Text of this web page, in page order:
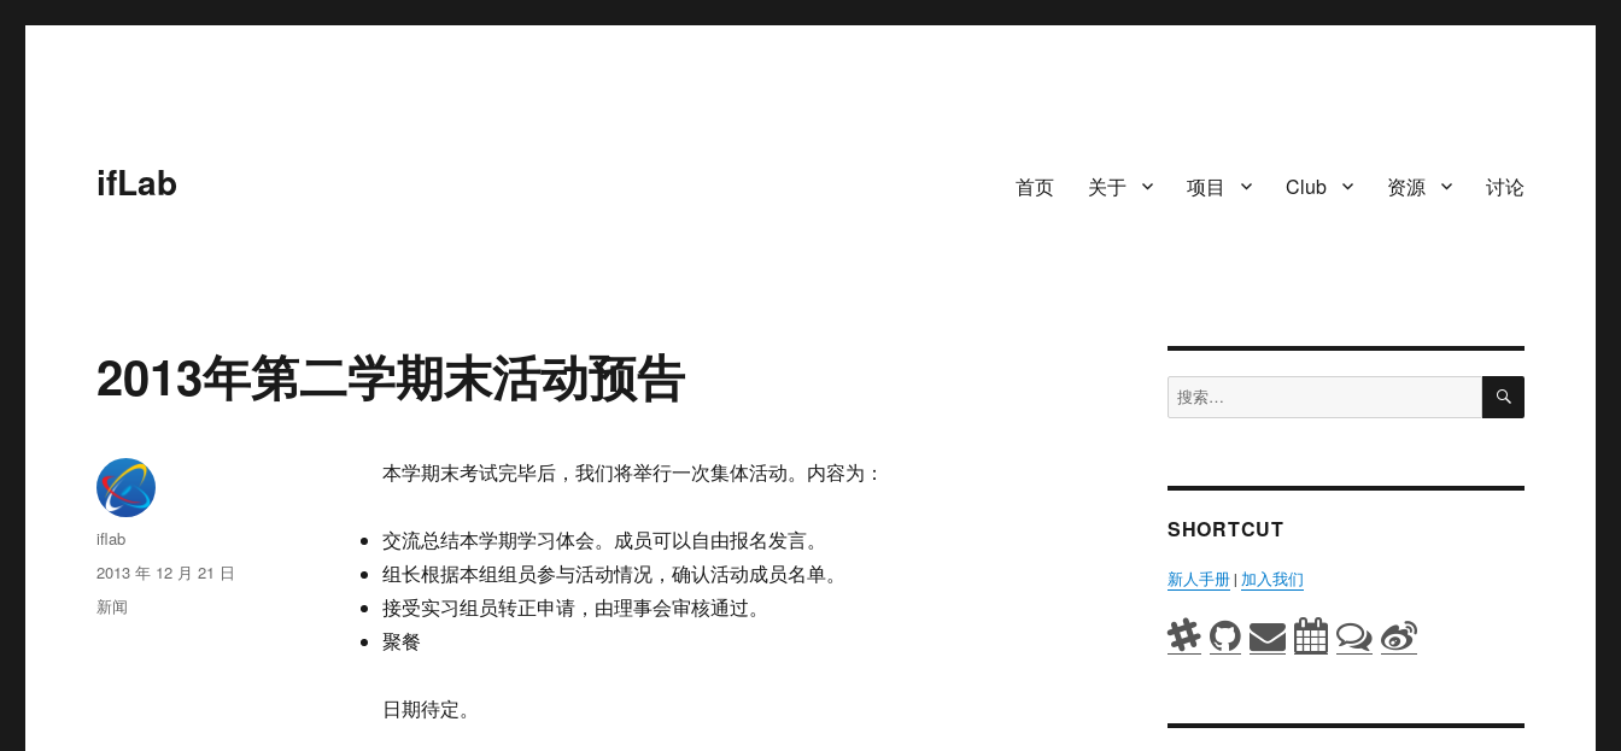
ifLab 首页 关于 项目 Club 资源 讨论
2013年第二学期末活动预告
本学期末考试完毕后，我们将举行一次集体活动。内容为：
交流总结本学期学习体会。成员可以自由报名发言。
组长根据本组组员参与活动情况，确认活动成员名单。
接受实习组员转正申请，由理事会审核通过。
聚餐
日期待定。
作
者
iflab
发
布
于
2013 年 12 月 21 日
分
新闻
搜
索：
搜
SHORTCUT
新人手册| 加入我们